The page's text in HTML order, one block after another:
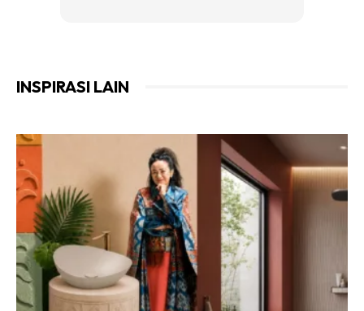
Hadiah Gelang Emas Pada Ibu
INSPIRASI LAIN